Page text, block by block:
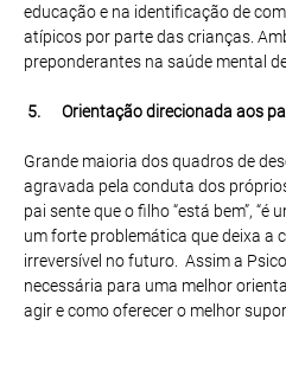
educação e na identificação de
atípicos por parte das crianças.
preponderantes na saúde mental
5. Orientação direcionada aos
Grande maioria dos quadros de
agravada pela conduta dos
pai sente que o filho “está bem”, “é
um forte problemática que deixa a
irreversível no futuro. Assim a
necessária para uma melhor
agir e como oferecer o melhor